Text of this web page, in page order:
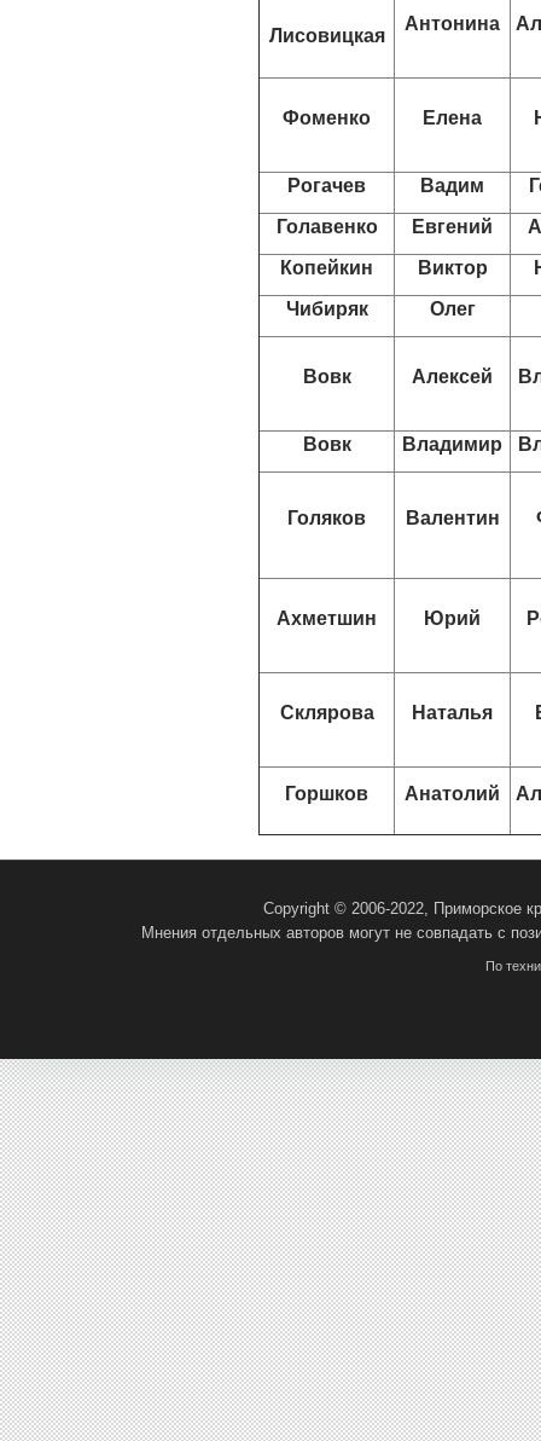
Лисовицкая
Антонина
Фоменко Елена
Рогачев Вадим
Голавенко
Евгений
Копейкин
Виктор
Чибиряк
Олег
Вовк Алексей
Вовк Владимир
Голяков Валентин
Ахметшин Юрий
Склярова Наталья
Горшков Анатолий
Copyright © 2006-2022, Приморское
Мнения отдельных авторов могут не совпадать с
По